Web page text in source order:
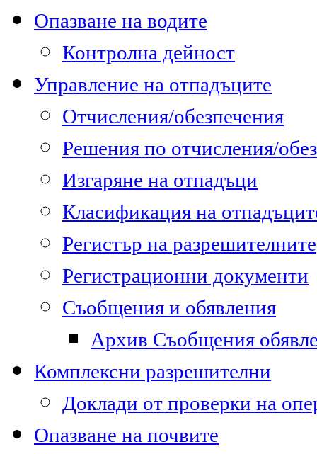
Опазване на водите
Контролна дейност
Управление на отпадъците
Отчисления/обезпечения
Решения по отчисления/
Изгаряне на отпадъци
Класификация на
Регистър на разрешителните
Регистрационни документи
Съобщения и обявления
Архив Съобщения
Комплексни разрешителни
Доклади от проверки на
Опазване на почвите